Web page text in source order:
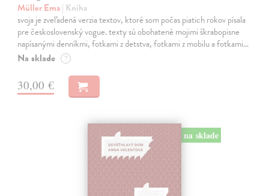
Müller Ema| Kniha
svoja je zveľadená verzia textov, ktoré som počas piatich rokov písala
pre československý vogue. texty sú obohatené mojimi škrabopisne
napísanými denníkmi, fotkami z detstva, fotkami z mobilu a fotkami…
Na sklade ?
30,00 €
na sklade